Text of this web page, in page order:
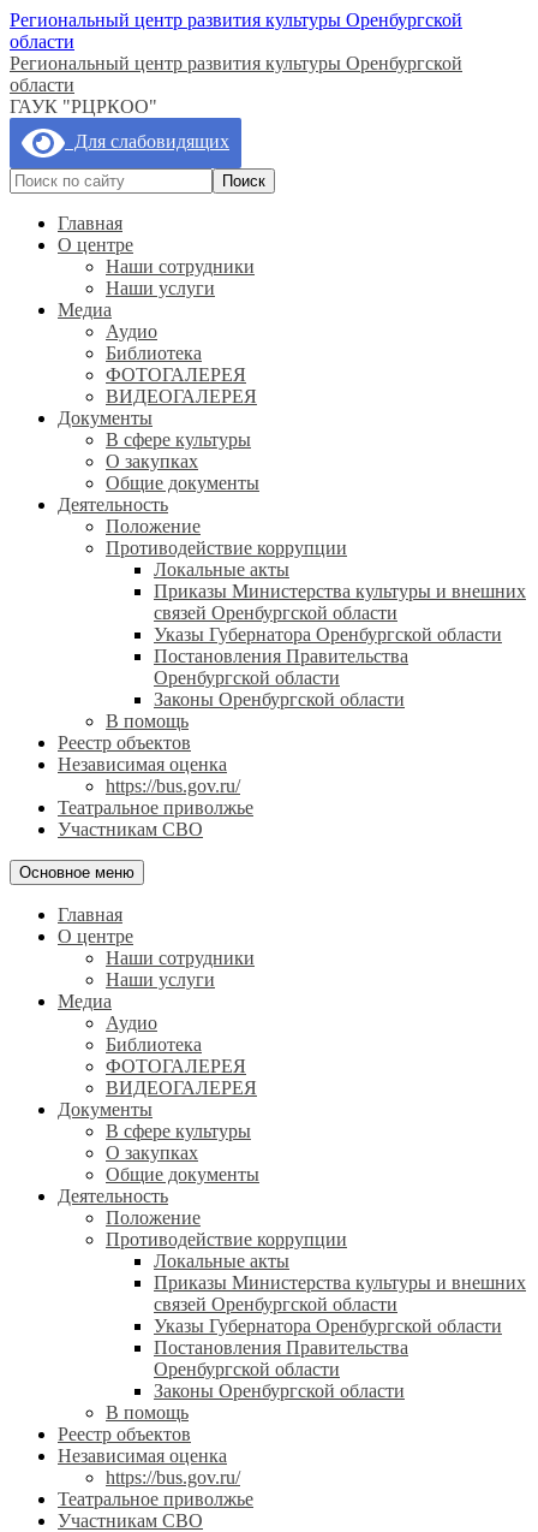
Региональный центр развития культуры Оренбургской
области
Региональный центр развития культуры Оренбургской
области
ГАУК "РЦРКОО"
Для слабовидящих
Главная
О центре
Наши сотрудники
Наши услуги
Медиа
Аудио
Библиотека
ФОТОГАЛЕРЕЯ
ВИДЕОГАЛЕРЕЯ
Документы
В сфере культуры
О закупках
Общие документы
Деятельность
Положение
Противодействие коррупции
Локальные акты
Приказы Министерства культуры и внешних
связей Оренбургской области
Указы Губернатора Оренбургской области
Постановления Правительства
Оренбургской области
Законы Оренбургской области
В помощь
Реестр объектов
Независимая оценка
https://bus.gov.ru/
Театральное приволжье
Участникам СВО
Основное меню
Главная
О центре
Наши сотрудники
Наши услуги
Медиа
Аудио
Библиотека
ФОТОГАЛЕРЕЯ
ВИДЕОГАЛЕРЕЯ
Документы
В сфере культуры
О закупках
Общие документы
Деятельность
Положение
Противодействие коррупции
Локальные акты
Приказы Министерства культуры и внешних
связей Оренбургской области
Указы Губернатора Оренбургской области
Постановления Правительства
Оренбургской области
Законы Оренбургской области
В помощь
Реестр объектов
Независимая оценка
https://bus.gov.ru/
Театральное приволжье
Участникам СВО